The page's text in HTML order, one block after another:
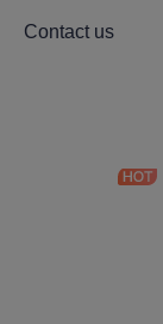
Contact us